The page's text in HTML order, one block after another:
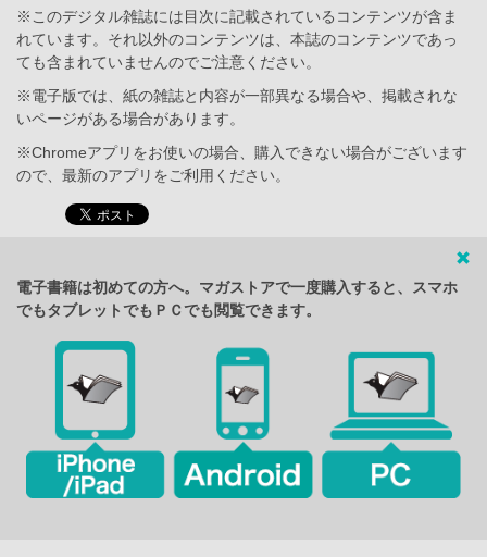
※このデジタル雑誌には目次に記載されているコンテンツが含ま
れています。それ以外のコンテンツは、本誌のコンテンツであっ
ても含まれていませんのでご注意ください。
※電子版では、紙の雑誌と内容が一部異なる場合や、掲載されな
いページがある場合があります。
※Chromeアプリをお使いの場合、購入できない場合がございます
ので、最新のアプリをご利用ください。
電子書籍は初めての方へ。マガストアで一度購入すると、スマホ
でもタブレットでもＰＣでも閲覧できます。